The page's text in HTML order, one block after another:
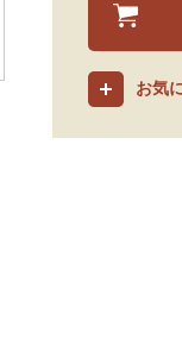
お気